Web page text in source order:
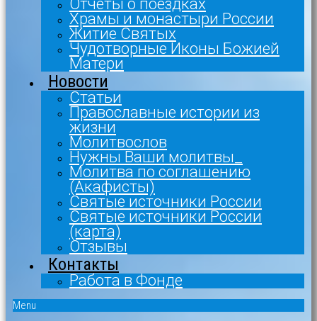
Храмы и монастыри России
Житие Святых
Чудотворные Иконы Божией
Матери
Новости
Статьи
Православные истории из
жизни
Молитвослов
Нужны Ваши молитвы_
Молитва по соглашению
(Акафисты)
Святые источники России
Святые источники России
(карта)
Отзывы
Контакты
Работа в Фонде
Menu